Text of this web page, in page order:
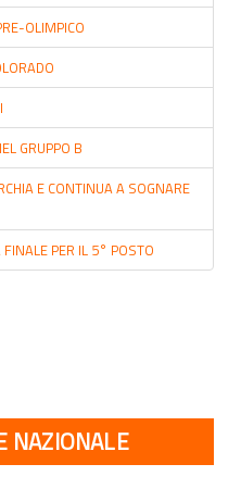
OLIMPICO
GRUPPO B
E CONTINUA A SOGNARE
FINALE PER IL 5° POSTO
NAZIONALE